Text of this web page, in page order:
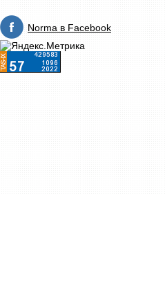
Norma в Facebook